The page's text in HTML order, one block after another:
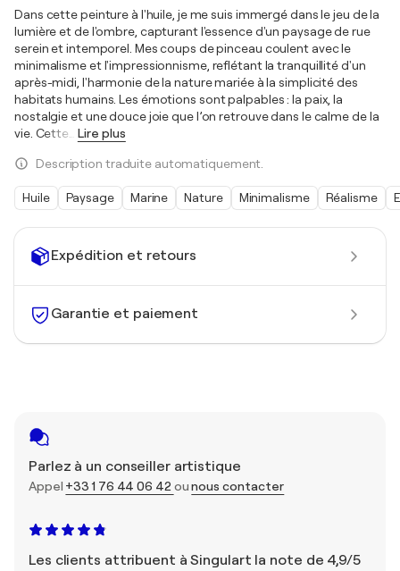
Expédition et retours
Garantie et paiement
Parlez à un conseiller artistique
Appel +33 1 76 44 06 42 ounous contacter
Les clients attribuent à Singulart la note de 4,9/5
Dans cette peinture à l'huile, je me suis immergé dans le jeu de la
lumière et de l'ombre, capturant l'essence d'un paysage de rue
serein et intemporel. Mes coups de pinceau coulent avec le
minimalisme et l'impressionnisme, reflétant la tranquillité d'un
après-midi, l'harmonie de la nature mariée à la simplicité des
habitats humains. Les émotions sont palpables : la paix, la
nostalgie et une douce joie que l’on retrouve dans le calme de la
vie. Cette
Lire plus
Description traduite automatiquement.
Huile Paysage Marine Nature Minimalisme Réalisme